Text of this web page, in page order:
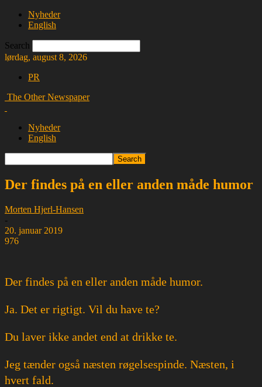
Nyheder
English
Search
lørdag, august 8, 2026
PR
The Other Newspaper
Nyheder
English
Der findes på en eller anden måde humor
Morten Hjerl-Hansen
-
20. januar 2019
976
Der findes på en eller anden måde humor.
Ja. Det er rigtigt. Vil du have te?
Du laver ikke andet end at drikke te.
Jeg tænder også næsten røgelsespinde. Næsten, i
hvert fald.